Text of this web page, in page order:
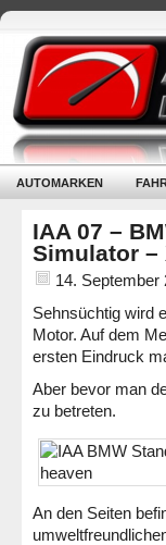
AUTOMARKEN
IAA 07 –
Simulator –
14. September
Sehnsüchtig wird
Motor. Auf dem
ersten Eindruck
Aber bevor man
zu betreten.
An den Seiten